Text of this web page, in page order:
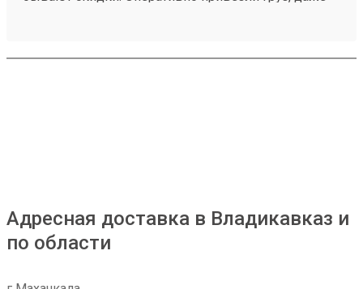
Адресная доставка в Владикавказ и
по области